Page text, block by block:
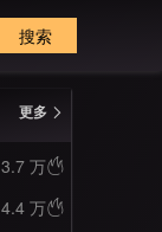
搜索
更多
万
4.4 万